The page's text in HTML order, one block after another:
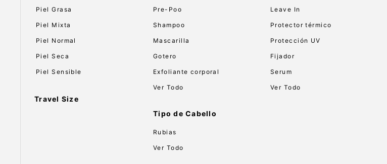
Piel Grasa
Piel Mixta
Piel Normal
Piel Seca
Piel Sensible
Travel Size
Pre-Poo
Shampoo
Mascarilla
Gotero
Exfoliante corporal
Ver Todo
Tipo de Cabello
Rubias
Ver Todo
Leave In
Protector térmico
Protección UV
Fijador
Serum
Ver Todo